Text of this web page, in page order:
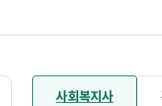
사회복지사